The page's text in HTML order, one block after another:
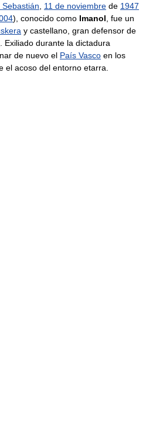
Sebastián 11 de noviembre de 1947
), conocido como Imanol , fue un
y castellano, gran defensor de
. Exiliado durante la dictadura
de nuevo el País Vasco en los
el acoso del entorno etarra.